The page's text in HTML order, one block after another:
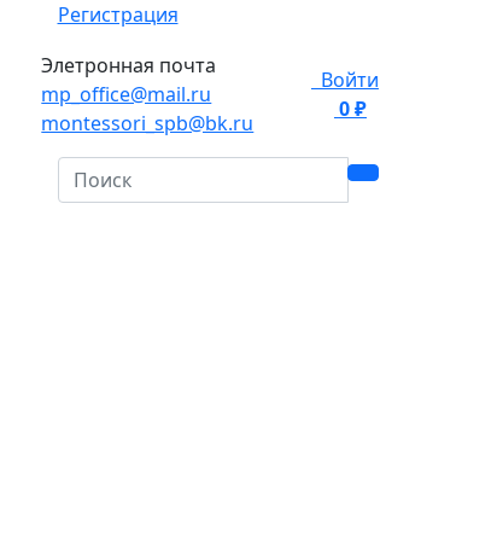
Регистрация
Элетронная почта
mp_office@mail.ru
montessori_spb@bk.ru
Войти
0 ₽